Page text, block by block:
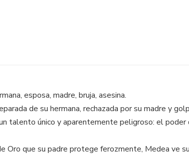
esposa, madre, bruja, asesina.
de su hermana, rechazada por su madre y
talento único y aparentemente peligroso: el poder
Oro que su padre protege ferozmente, Medea ve